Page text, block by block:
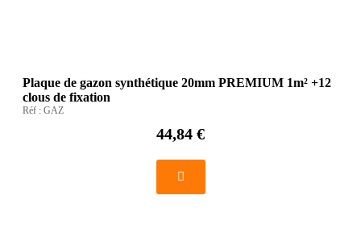
Plaque de gazon synthétique 20mm PREMIUM 1m² +12
clous de fixation
Réf : GAZ
44,84 €